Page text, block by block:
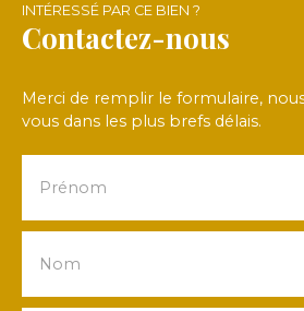
INTÉRESSÉ PAR CE BIEN ?
Contactez-nous
Merci de remplir le formulaire,
vous dans les plus brefs délais.
Prénom
Nom